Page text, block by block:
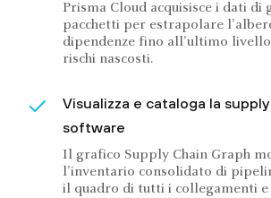
Prisma Cloud acquisisce i dati di
pacchetti per estrapolare
dipendenze fino all'ultimo
rischi nascosti.
Visualizza e cataloga la
software
Il grafico Supply Chain Graph
l'inventario consolidato di
il quadro di tutti i collegamenti